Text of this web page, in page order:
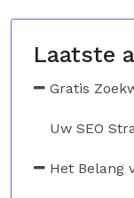
Laatste
Gratis
Uw SEO
Het Belang